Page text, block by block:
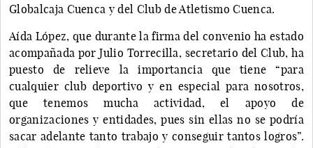
Globalcaja Cuenca y del Club de Atletismo Cuenca.
Aída López, que durante la firma del convenio ha estado
acompañada por Julio Torrecilla, secretario del Club, ha
puesto de relieve la importancia que tiene “para
cualquier club deportivo y en especial para nosotros,
que tenemos mucha actividad, el apoyo de
organizaciones y entidades, pues sin ellas no se podría
sacar adelante tanto trabajo y conseguir tantos logros”.